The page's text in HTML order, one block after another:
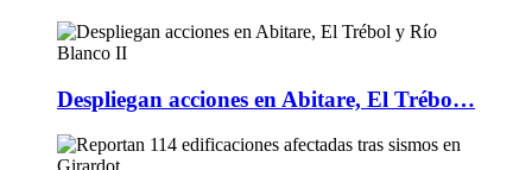
Despliegan acciones en Abitare, El Trébo…